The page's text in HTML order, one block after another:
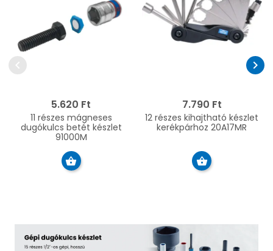
5.620 Ft
11 részes mágneses
dugókulcs betét készlet
91000M
7.790 Ft
12 részes kihajtható készlet
kerékpárhoz 20A17MR
chevron_left chevron_right